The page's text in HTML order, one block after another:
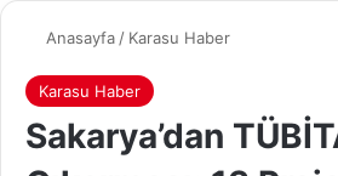
Anasayfa / Karasu Haber
Karasu Haber
Sakarya’dan